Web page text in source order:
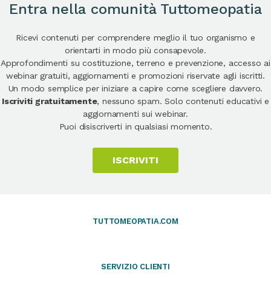
Entra nella comunità Tuttomeopatia
Ricevi contenuti per comprendere meglio il tuo organismo e
orientarti in modo più consapevole.
Approfondimenti su costituzione, terreno e prevenzione, accesso ai
webinar gratuiti, aggiornamenti e promozioni riservate agli iscritti.
Un modo semplice per iniziare a capire come scegliere davvero.
Iscriviti gratuitamente, nessuno spam. Solo contenuti educativi e
aggiornamenti sui webinar.
Puoi disiscriverti in qualsiasi momento.
ISCRIVITI
TUTTOMEOPATIA.COM
SERVIZIO CLIENTI